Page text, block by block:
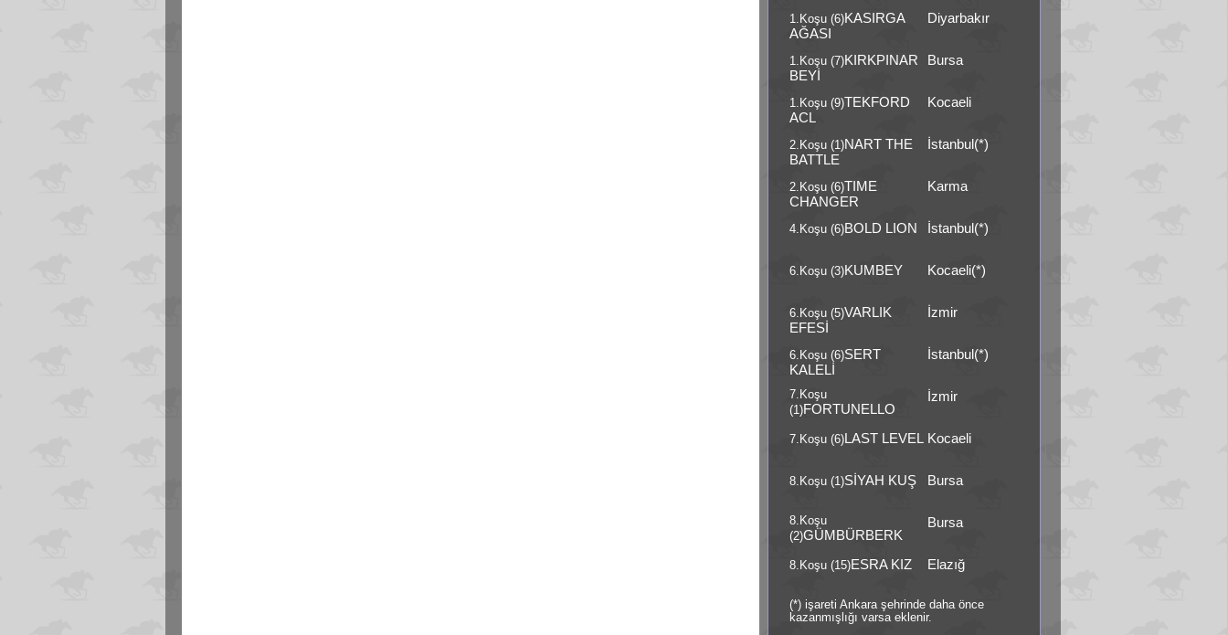
1.Koşu (6)KASIRGA
AĞASI
Diyarbakır
1.Koşu (7)KIRKPINAR
BEYİ
Bursa
1.Koşu (9)TEKFORD
ACL
Kocaeli
2.Koşu (1)NART THE
BATTLE
İstanbul(*)
2.Koşu (6)TIME
CHANGER
Karma
4.Koşu (6)BOLD LION İstanbul(*)
6.Koşu (3)KUMBEY Kocaeli(*)
6.Koşu (5)VARLIK
EFESİ
İzmir
6.Koşu (6)SERT
KALELİ
İstanbul(*)
7.Koşu
(1)FORTUNELLO
İzmir
7.Koşu (6)LAST LEVEL Kocaeli
8.Koşu (1)SİYAH KUŞ Bursa
8.Koşu
(2)GÜMBÜRBERK
Bursa
8.Koşu (15)ESRA KIZ Elazığ
(*) işareti Ankara şehrinde daha önce
kazanmışlığı varsa eklenir.